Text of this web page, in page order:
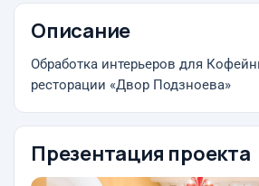
Описание
Обработка интерьеров для
ресторации «Двор Подзноева»
Презентация проекта